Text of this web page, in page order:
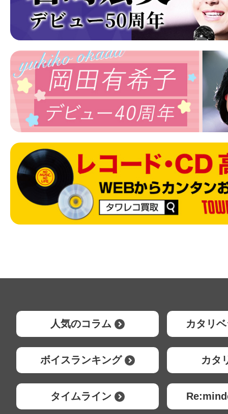
人気のコラム カタリ
ボイスランキング カタ
タイムライン